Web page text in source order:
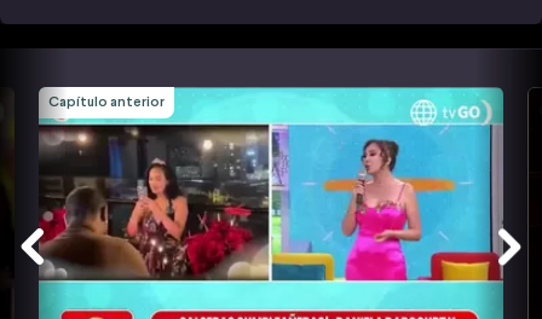
Capítulo anterior